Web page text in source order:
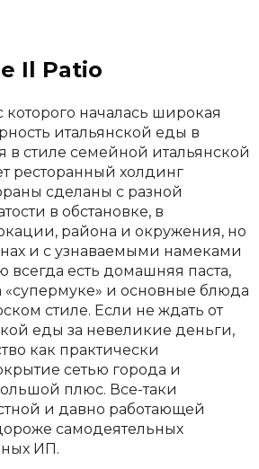
Il Patio
которого началась широкая
итальянской еды в
в стиле семейной итальянской
ресторанный холдинг
сделаны с разной
в обстановке, в
района и окружения, но
и с узнаваемыми намеками
есть домашняя паста,
«супермуке» и основные блюда
стиле. Если не ждать от
еды за невеликие деньги,
как практически
сетью города и
плюс. Все-таки
и давно работающей
самодеятельных
ИП.